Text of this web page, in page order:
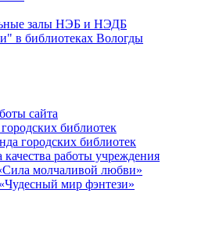
залы НЭБ и НЭДБ
в библиотеках Вологды
сайта
библиотек
городских библиотек
работы учреждения
молчаливой любви»
мир фэнтези»